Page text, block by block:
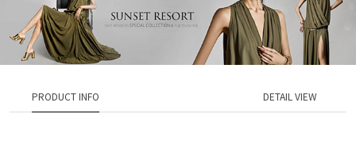
PRODUCT INFO DETAIL VIEW